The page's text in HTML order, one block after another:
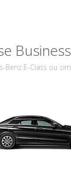
Business
Benz E-Class ou